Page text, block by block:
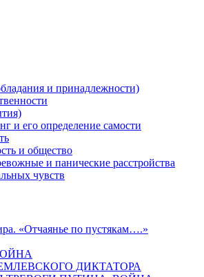
и принадлежности)
и его определение самости
и общество
и панические расстройства
чувств
«Отчаянье по пустякам….»
ДИКТАТОРА